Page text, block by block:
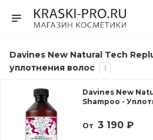
Davines New Natural Tech
уплотнения волос
3
Davines New
Shampoo -
От 3 190 ₽